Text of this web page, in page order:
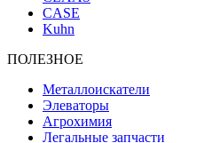
CASE
Kuhn
ПОЛЕЗНОЕ
Металлоискатели
Элеваторы
Агрохимия
Легальные запчасти